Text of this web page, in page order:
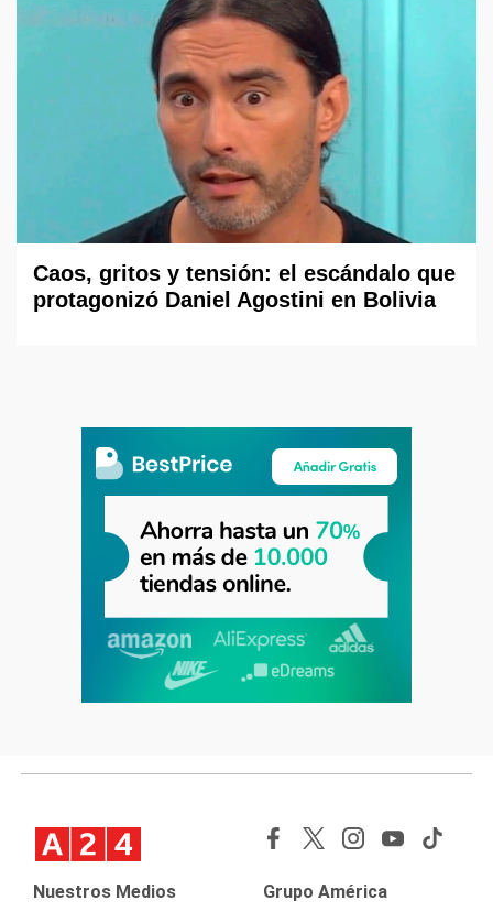
Caos, gritos y tensión: el escándalo que
protagonizó Daniel Agostini en Bolivia
Nuestros Medios Grupo América